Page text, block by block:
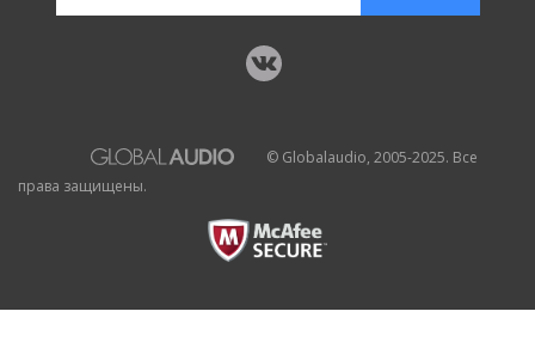
© Globalaudio, 2005-2025. Все
права защищены.